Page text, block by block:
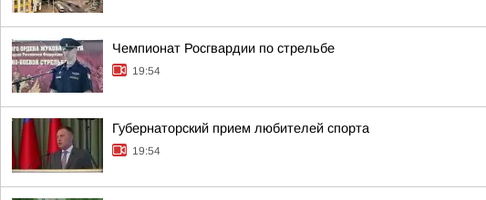
Чемпионат Росгвардии по стрельбе
19:54
Губернаторский прием любителей спорта
19:54